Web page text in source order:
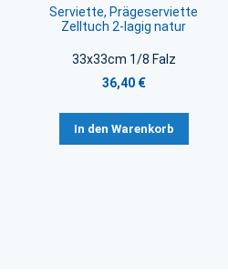
Serviette, Prägeserviette
Zelltuch 2-lagig natur
33x33cm 1/8 Falz
36,40 €
In den Warenkorb